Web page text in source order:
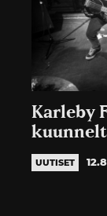
Karleby
UUTISET